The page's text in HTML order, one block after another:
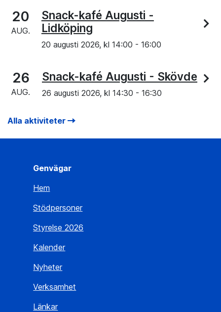
20
AUG.
Snack-kafé Augusti -
Lidköping
20 augusti 2026, kl 14:00 - 16:00
26
AUG.
Snack-kafé Augusti - Skövde
26 augusti 2026, kl 14:30 - 16:30
Alla aktiviteter
Genvägar
Hem
Stödpersoner
Styrelse 2026
Kalender
Nyheter
Verksamhet
Länkar